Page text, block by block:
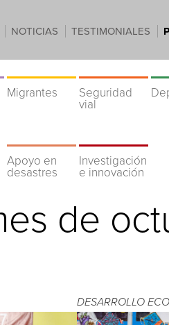
NOTICIAS TESTIMONIALES
Migrantes
Seguridad
vial
Apoyo en
desastres
Investigación
e innovación
de
DESARROLLO